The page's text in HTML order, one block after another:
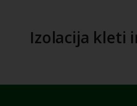
Izolacija kleti